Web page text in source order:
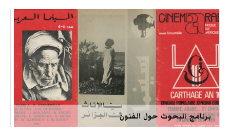
برنامج البحوث حول الفنون